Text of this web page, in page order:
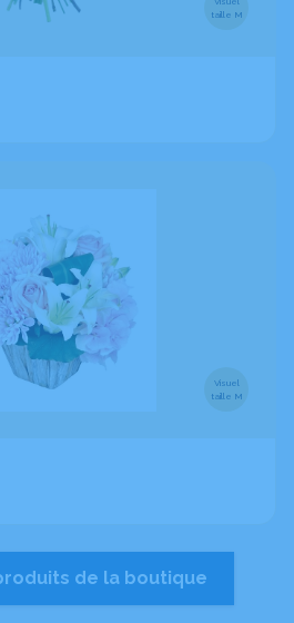
taille M
Visuel
taille M
de la boutique